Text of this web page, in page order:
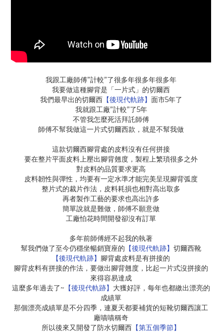
我跟工廠師傅”計較”了很多年很多年很多年
我要做這種腳背是「一片式」的切爾西
我們最早出的切爾西【後現代軌跡】 面市5年了
我就跟工廠”計較”了5年
不管我怎麼死活拜託師傅
師傅不幫我做這一片式切爾西款，就是不幫我做
這款切爾西腳背處的皮料沒有任何拼接
要在整片平面皮料上壓出腳背翹度，製程上繁瑣很多之外
對皮料的品質要求更高
皮料韌性與彈性，均要有一定水準才能完美呈現腳背弧度
整片式的裁片作法，皮料耗損也相對高出取多
再者製作工藝的要求也高出許多
簡單說就是難做，師傅不願意做
工廠怕花時間開發卻沒有訂單
多年前師傅經不起我的執著
幫我們做了至今仍穩坐暢銷寶座的 【後現代軌跡】 切爾西靴
【後現代軌跡】 腳背處皮料是有拼接的
腳背皮料有拼接的作法，要做出腳背翹度，比起一片式沒拼接的
來得容易達成
這麼多年過去了~ 【後現代軌跡】 大獲好評，每年也都繳出漂亮的
成績單
那個漂亮成績單是不分四季，連夏天都要補貨的短靴切爾西讓工
廠嘖嘖稱奇
所以後來又開發了防水切爾西 【第五個季節】